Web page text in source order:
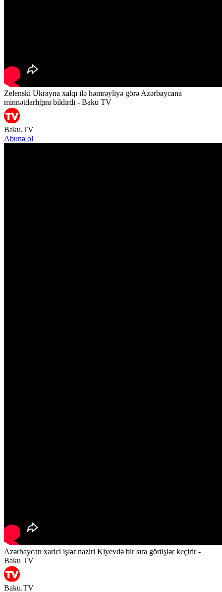
Zelenski Ukrayna xalqı ilə həmrəyliyə görə Azərbaycana
minnətdarlığını bildirdi - Baku TV
Baku.TV
Abunə ol
Azərbaycan xarici işlər naziri Kiyevdə bir sıra görüşlər keçirir -
Baku TV
Baku.TV